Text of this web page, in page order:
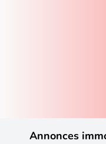
Annonces